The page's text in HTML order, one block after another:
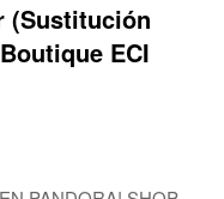
(Sustitución
ECI